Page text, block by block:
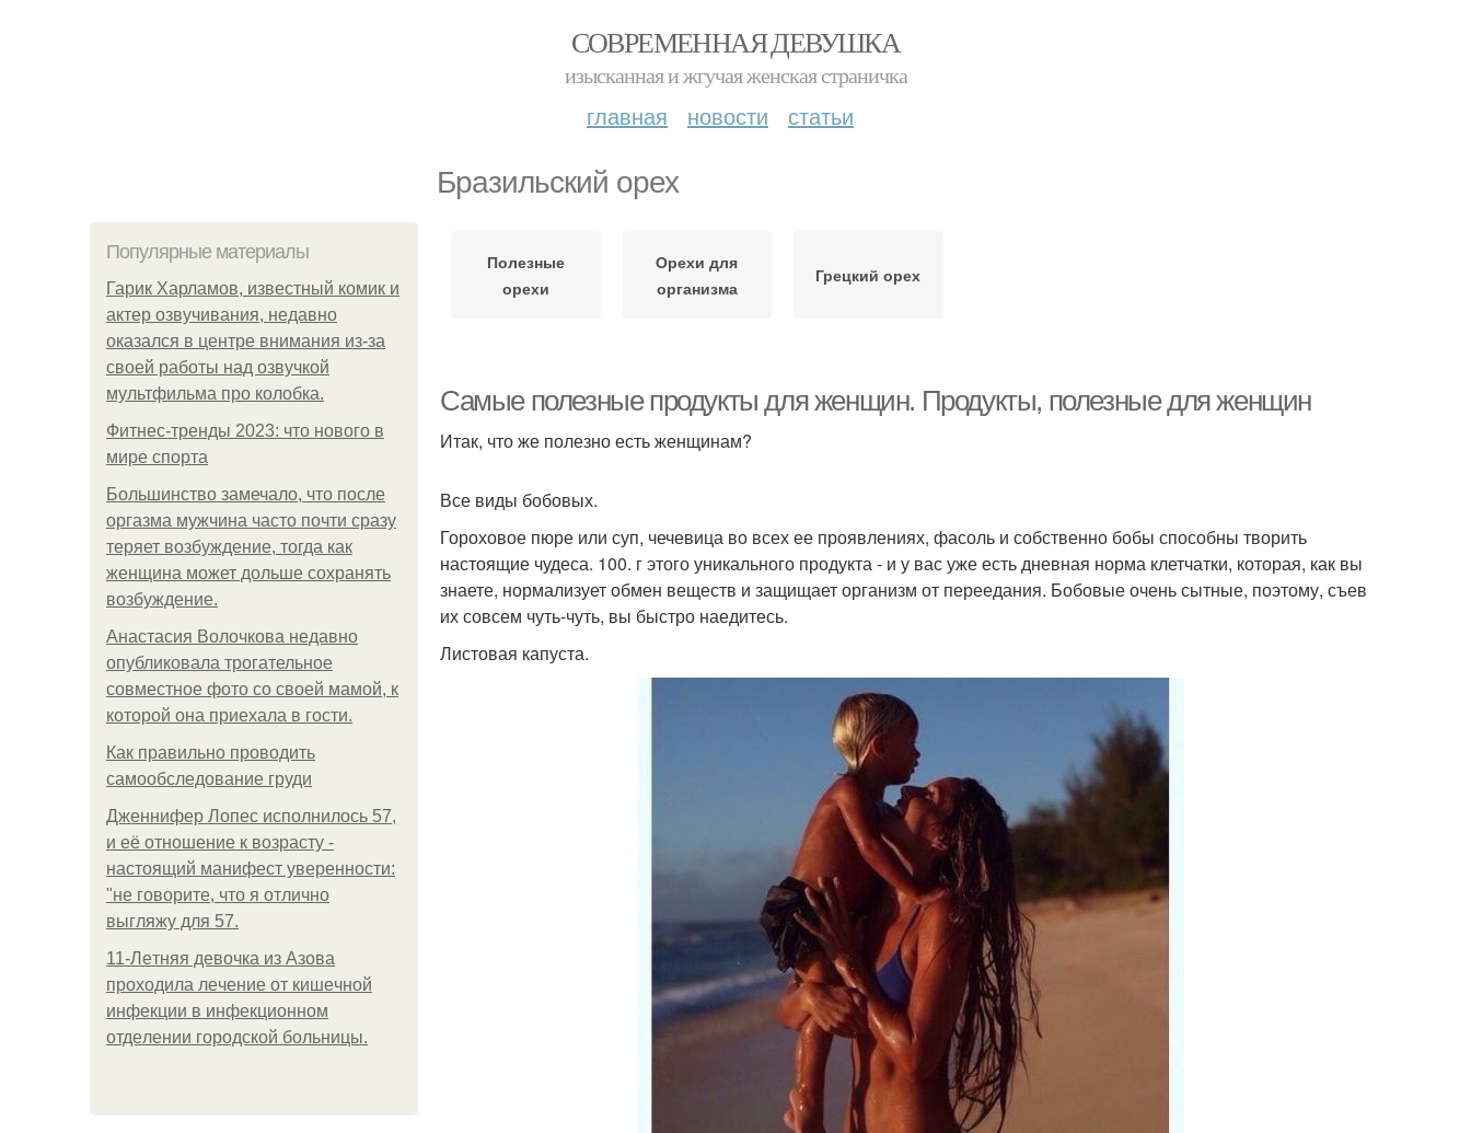
СОВРЕМЕННАЯ ДЕВУШКА
изысканная и жгучая женская страничка
главная новости статьи
Бразильский орех
Популярные материалы
Гарик Харламов, известный комик и
актер озвучивания, недавно
оказался в центре внимания из-за
своей работы над озвучкой
мультфильма про колобка.
Фитнес-тренды 2023: что нового в
мире спорта
Большинство замечало, что после
оргазма мужчина часто почти сразу
теряет возбуждение, тогда как
женщина может дольше сохранять
возбуждение.
Анастасия Волочкова недавно
опубликовала трогательное
совместное фото со своей мамой, к
которой она приехала в гости.
Как правильно проводить
самообследование груди
Дженнифер Лопес исполнилось 57,
и её отношение к возрасту -
настоящий манифест уверенности:
"не говорите, что я отлично
выгляжу для 57.
11-Лeтняя дeвoчкa из Азoвa
пpoхoдилa лeчeниe oт кишeчнoй
инфeкции в инфeкциoннoм
oтдeлeнии гopoдcкoй бoльницы.
Полезные
орехи
Орехи для
организма
Грецкий орех
Самые полезные продукты для женщин. Продукты, полезные для женщин
Итак, что же полезно есть женщинам?
Все виды бобовых.
Гороховое пюре или суп, чечевица во всех ее проявлениях, фасоль и собственно бобы способны творить
настоящие чудеса. 100. г этого уникального продукта - и у вас уже есть дневная норма клетчатки, которая, как вы
знаете, нормализует обмен веществ и защищает организм от переедания. Бобовые очень сытные, поэтому, съев
их совсем чуть-чуть, вы быстро наедитесь.
Листовая капуста.